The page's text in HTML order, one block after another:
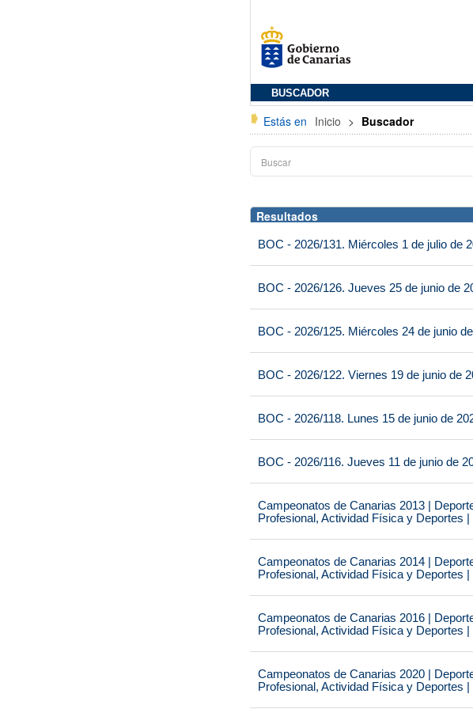
BUSCADOR
Estás en Inicio > Buscador
Resultados
BOC - 2026/131. Miércoles 1 de julio de
BOC - 2026/126. Jueves 25 de junio de
BOC - 2026/125. Miércoles 24 de junio
BOC - 2026/122. Viernes 19 de junio de
BOC - 2026/118. Lunes 15 de junio de
BOC - 2026/116. Jueves 11 de junio de
Campeonatos de Canarias 2013 |
Profesional, Actividad Física y Deportes
Campeonatos de Canarias 2014 |
Profesional, Actividad Física y Deportes
Campeonatos de Canarias 2016 |
Profesional, Actividad Física y Deportes
Campeonatos de Canarias 2020 |
Profesional, Actividad Física y Deportes